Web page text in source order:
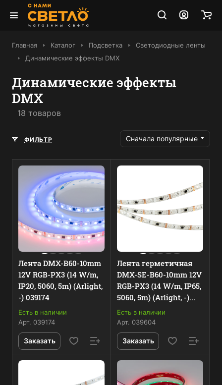
Главная Каталог Подсветка
Светодиодные ленты
Динамические эффекты DMX
Динамические эффекты
DMX
18 товаров
ФИЛЬТР Сначала популярные
Лента DMX-B60-10mm
12V RGB-PX3 (14 W/m,
IP20, 5060, 5m) (Arlight,
-) 039174
Есть в наличии
Арт. 039174
Заказать
Лента герметичная
DMX-SE-B60-10mm 12V
RGB-PX3 (14 W/m, IP65,
5060, 5m) (Arlight, -)
039604
Есть в наличии
Арт. 039604
Заказать